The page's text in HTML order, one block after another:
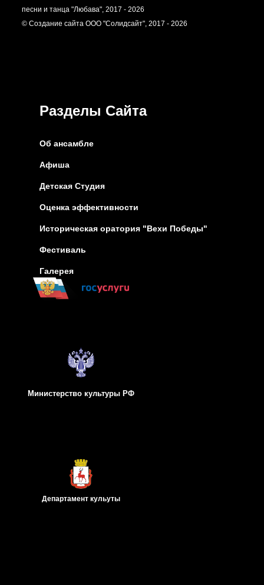
песни и танца "Любава", 2017 - 2026
© Создание сайта ООО "Солидсайт", 2017 - 2026
Разделы Сайта
Об ансамбле
Афиша
Детская Студия
Оценка эффективности
Историческая оратория "Вехи Победы"
Фестиваль
Галерея
Министерство культуры РФ
Департамент кульуты